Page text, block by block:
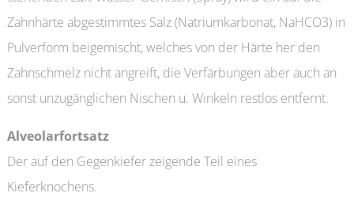
Zahnhärte abgestimmtes Salz (Natriumkarbonat, NaHCO3) in
Pulverform beigemischt, welches von der Härte her den
Zahnschmelz nicht angreift, die Verfärbungen aber auch an
sonst unzugänglichen Nischen u. Winkeln restlos entfernt.
Alveolarfortsatz
Der auf den Gegenkiefer zeigende Teil eines
Kieferknochens.